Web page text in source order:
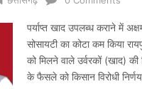
पर्याप्त खाद उपलब्ध कराने में
सोसायटी का कोटा कम किया
को मिलने वाले उर्वरकों (खाद)
के फैसले को किसान विरोधी